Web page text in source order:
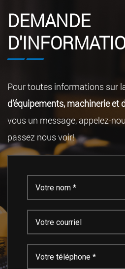
DEMANDE
Pour toutes informations sur
d’équipements, machinerie et
vous un message, appelez-
passez nous voir!